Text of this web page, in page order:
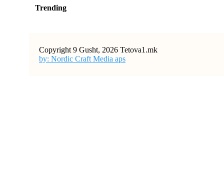
Trending
Copyright 9 Gusht, 2026 Tetova1.mk
by: Nordic Craft Media aps